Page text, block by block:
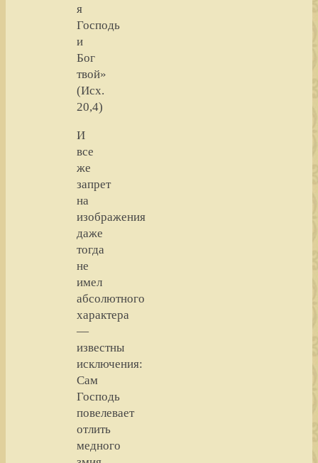
я
Господь
и
Бог
твой»
(Исх.
20,4)
И
все
же
запрет
на
изображения
даже
тогда
не
имел
абсолютного
характера
—
известны
исключения:
Сам
Господь
повелевает
отлить
медного